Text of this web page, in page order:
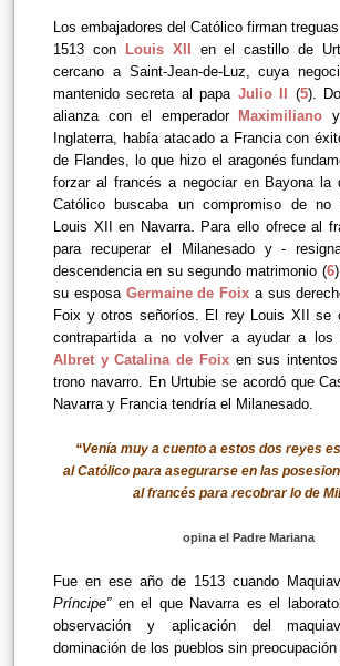
Los embajadores del Católico firman
1513 con
Louis XII en el castillo de
cercano a Saint-Jean-de-Luz, cuya
mantenido secreta al papa Julio II (5).
alianza con el emperador Maximiliano y
Inglaterra, había atacado a Francia con
de Flandes, lo que hizo el aragonés
forzar al francés a negociar en Bayona la
Católico buscaba un compromiso de no
Louis XII en Navarra. Para ello ofrece al
para recuperar el Milanesado y -
descendencia en su segundo matrimonio (6
su esposa Germaine de Foix a sus
Foix y otros señoríos. El rey Louis XII se
contrapartida a no volver a ayudar a los
Albret y Catalina de Foix en sus
trono navarro. En Urtubie se acordó que
Navarra y Francia tendría el Milanesado.
“Venía muy a cuento a estos dos reyes
al Católico para asegurarse en las
al francés para recobrar lo de
opina el Padre Mariana
Fue en ese año de 1513 cuando
Príncipe” en el que Navarra es el
observación y aplicación del
dominación de los pueblos sin